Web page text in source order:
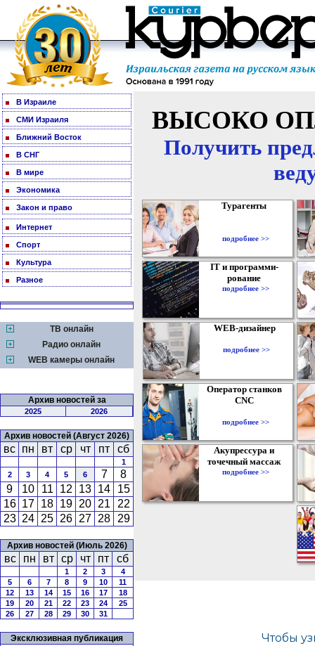
В Израиле
СМИ Израиля
Ближний Восток
В СНГ
В мире
Экономика
Закон и право
Интернет
Спорт
Культура
Разное
ТВ онлайн
Радио онлайн
WEB камеры онлайн
Архив новостей за
2025 2026
Архив новостей (Август 2026)
вс пн вт ср чт пт сб
1
2
3 4 5 6 7
8
9
10 11 12 13 14
15
16 17 18 19 20 21
22
23 24 25 26 27 28 29
Архив новостей (Июль 2026)
вс пн вт ср чт пт сб
1 2 3
4
5
6 7 8 9 10
11
12
13 14 15 16 17
18
19
20 21 22 23 24
25
26
27 28 29 30 31
Эксклюзивная публикация
ВЫСОКО
Получить
Турагенты
подробнее >>
IT и программи-
рование
подробнее >>
WEB-дизайнер
подробнее >>
Оператор станков
CNC
подробнее >>
Акупрессура и
точечный массаж
подробнее >>